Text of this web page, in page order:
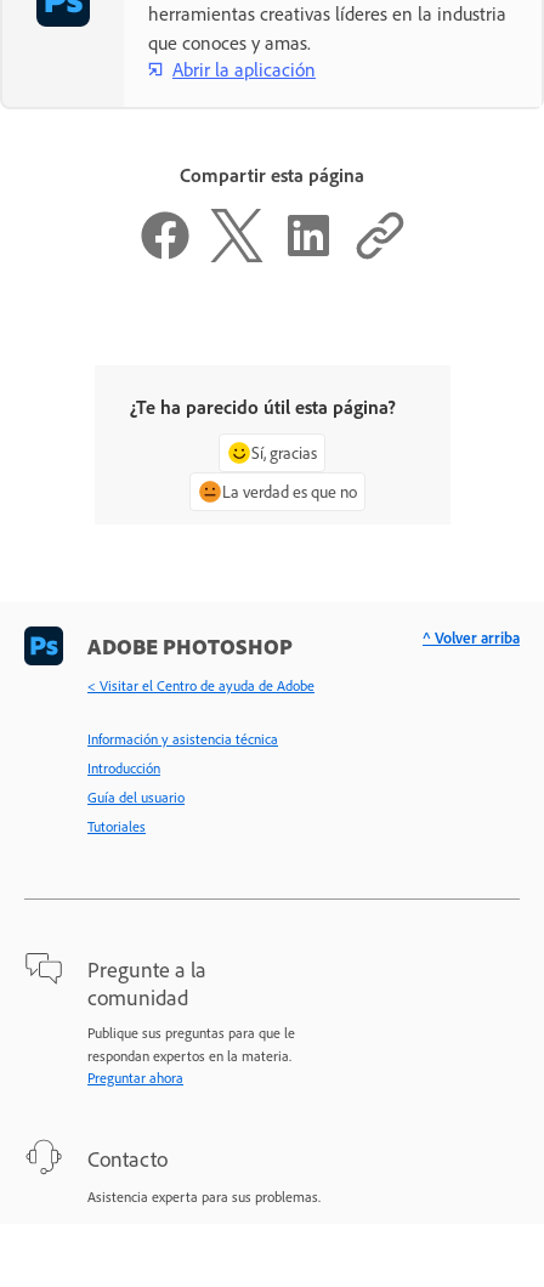
herramientas creativas líderes en la industria
que conoces y amas.
Abrir la aplicación
Compartir esta página
¿Te ha parecido útil esta página?
Sí, gracias
La verdad es que no
ADOBE PHOTOSHOP
< Visitar el Centro de ayuda de Adobe
Información y asistencia técnica
Introducción
Guía del usuario
Tutoriales
Pregunte a la
comunidad
Publique sus preguntas para que le
respondan expertos en la materia.
Preguntar ahora
Contacto
Asistencia experta para sus problemas.
^ Volver arriba